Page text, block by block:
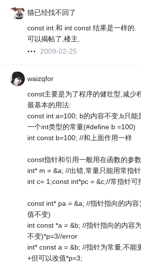
猫已经找不回了
const int 和 int const 结果是一样的.
可以揭帖了,楼主.
2009-02-25
waizqfor
const主要是为了程序的健壮型,减少
最基本的用法:
const int a=100; b的内容不变,b只能
一个int类型的常量(#define b =100)
int const b=100; //和上面作用一样
const指针和引用一般用在函数的参
int* m = &a; //出错,常量只能用常指针
int c= 1;const int*pc = &c;//常指针可
const int* pa = &a; //指针指向的内容
值不变)
int const *a = &b; //指针指向的内容
不变)*p=3//error
int* const a = &b; //指针为常量,不能
+但可以改值*p=3;